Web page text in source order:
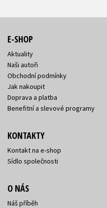
E-SHOP
Aktuality
Naši autoři
Obchodní podmínky
Jak nakoupit
Doprava a platba
Benefitní a slevové programy
KONTAKTY
Kontakt na e-shop
Sídlo společnosti
O NÁS
Náš příběh